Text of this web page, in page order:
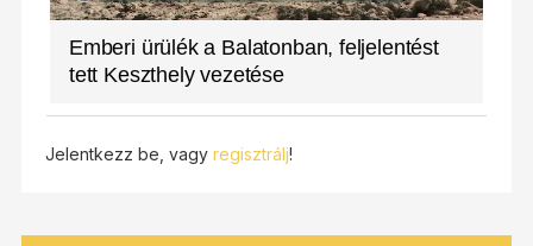
Emberi ürülék a Balatonban, feljelentést
tett Keszthely vezetése
Jelentkezz be, vagy regisztrálj!